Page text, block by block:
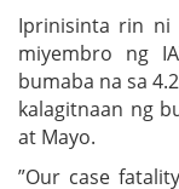
Iprinisinta rin ni
miyembro ng
bumaba na sa
kalagitnaan ng
at Mayo.
”Our case